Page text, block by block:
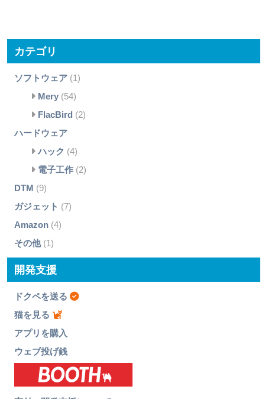
カテゴリ
ソフトウェア(1)
Mery(54)
FlacBird (2)
ハードウェア
ハック (4)
電子工作(2)
DTM (9)
ガジェット (7)
Amazon(4)
その他(1)
開発支援
ドクペを送る
猫を見る
アプリを購入
ウェブ投げ銭